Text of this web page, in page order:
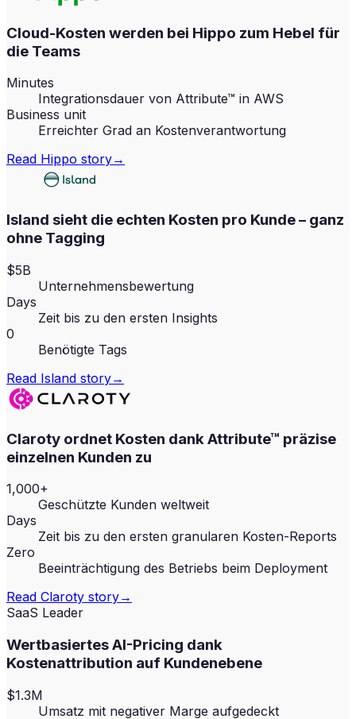
Cloud-Kosten werden bei Hippo zum Hebel für
die Teams
Minutes
Integrationsdauer von Attribute™ in AWS
Business unit
Erreichter Grad an Kostenverantwortung
Read Hippo story→
Island sieht die echten Kosten pro Kunde – ganz
ohne Tagging
$5B
Unternehmensbewertung
Days
Zeit bis zu den ersten Insights
0
Benötigte Tags
Read Island story→
Claroty ordnet Kosten dank Attribute™ präzise
einzelnen Kunden zu
1,000+
Geschützte Kunden weltweit
Days
Zeit bis zu den ersten granularen Kosten-Reports
Zero
Beeinträchtigung des Betriebs beim Deployment
Read Claroty story→
SaaS Leader
Wertbasiertes AI-Pricing dank
Kostenattribution auf Kundenebene
$1.3M
Umsatz mit negativer Marge aufgedeckt